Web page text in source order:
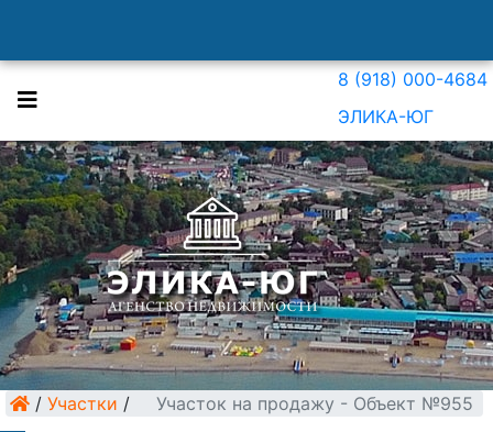
8 (918) 000-4684
ЭЛИКА-ЮГ
/ Участки / Участок на продажу - Объект №955